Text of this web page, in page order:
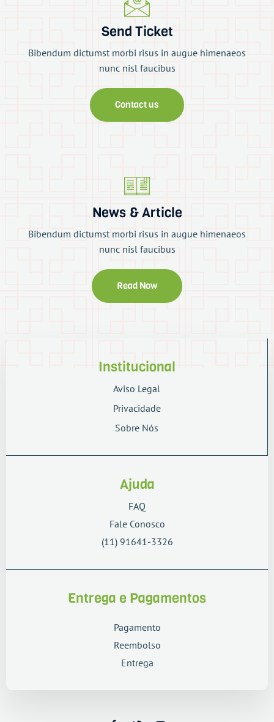
Send Ticket
Bibendum dictumst morbi risus in augue himenaeos
nunc nisl faucibus
Contact us
News & Article
Bibendum dictumst morbi risus in augue himenaeos
nunc nisl faucibus
Read Now
Institucional
Aviso Legal
Privacidade
Sobre Nós
Ajuda
FAQ
Fale Conosco
(11) 91641-3326
Entrega e Pagamentos
Pagamento
Reembolso
Entrega